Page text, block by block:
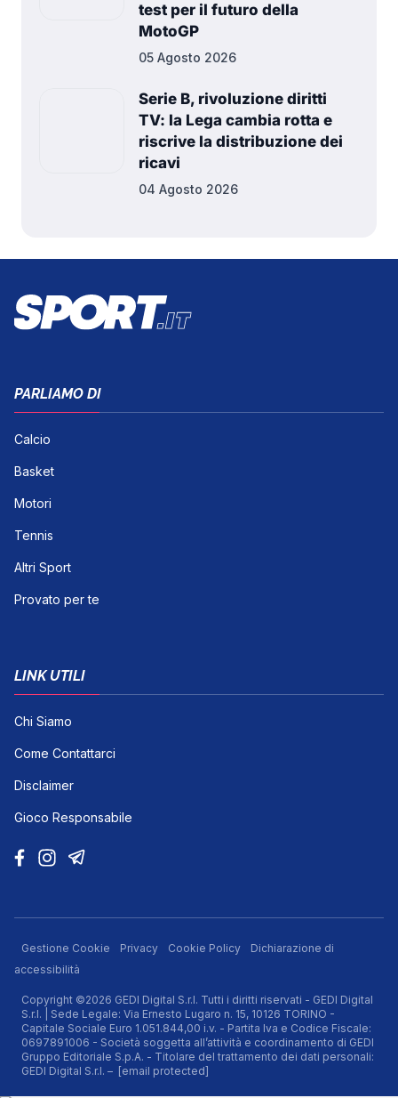
test per il futuro della
MotoGP
05 Agosto 2026
Serie B, rivoluzione diritti
TV: la Lega cambia rotta e
riscrive la distribuzione dei
ricavi
04 Agosto 2026
PARLIAMO DI
Calcio
Basket
Motori
Tennis
Altri Sport
Provato per te
LINK UTILI
Chi Siamo
Come Contattarci
Disclaimer
Gioco Responsabile
Gestione Cookie Privacy Cookie Policy
Dichiarazione di
accessibilità
Copyright ©2026 GEDI Digital S.r.l. Tutti i diritti riservati - GEDI Digital
S.r.l. | Sede Legale: Via Ernesto Lugaro n. 15, 10126 TORINO -
Capitale Sociale Euro 1.051.844,00 i.v. - Partita Iva e Codice Fiscale:
0697891006 - Società soggetta all’attività e coordinamento di GEDI
Gruppo Editoriale S.p.A. - Titolare del trattamento dei dati personali:
GEDI Digital S.r.l. – [email protected]